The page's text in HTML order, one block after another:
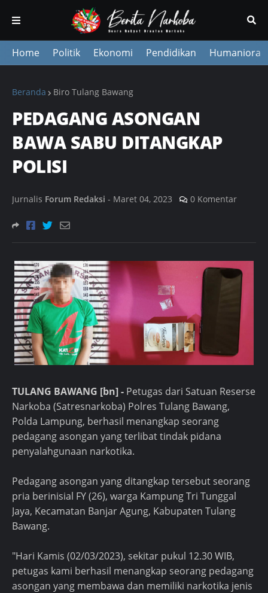
Home Politik Ekonomi Pendidikan Humaniora
Beranda Biro Tulang Bawang
PEDAGANG ASONGAN
BAWA SABU DITANGKAP
POLISI
Jurnalis Forum Redaksi - Maret 04, 2023 0 Komentar
TULANG BAWANG [bn] - Petugas dari Satuan Reserse
Narkoba (Satresnarkoba) Polres Tulang Bawang,
Polda Lampung, berhasil menangkap seorang
pedagang asongan yang terlibat tindak pidana
penyalahgunaan narkotika.
Pedagang asongan yang ditangkap tersebut seorang
pria berinisial FY (26), warga Kampung Tri Tunggal
Jaya, Kecamatan Banjar Agung, Kabupaten Tulang
Bawang.
"Hari Kamis (02/03/2023), sekitar pukul 12.30 WIB,
petugas kami berhasil menangkap seorang pedagang
asongan yang membawa dan memiliki narkotika jenis